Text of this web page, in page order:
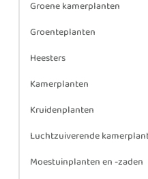
Groene kamerplanten
Groenteplanten
Heesters
Kamerplanten
Kruidenplanten
Luchtzuiverende
Moestuinplanten en -zaden